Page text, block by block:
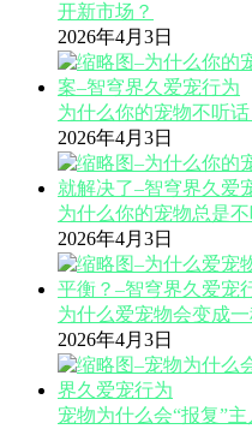
开新市场？
2026年4月3日
为什么你的宠物不听
2026年4月3日
为什么你的宠物总是
2026年4月3日
为什么爱宠物会变成
2026年4月3日
宠物为什么会“报复”